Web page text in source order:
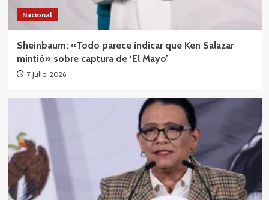
Nacional
Sheinbaum: «Todo parece indicar que Ken Salazar
mintió» sobre captura de ‘El Mayo’
7 julio, 2026